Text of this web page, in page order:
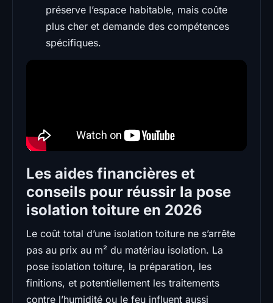
préserve l’espace habitable, mais coûte
plus cher et demande des compétences
spécifiques.
Les aides financières et
conseils pour réussir la pose
isolation toiture en 2026
Le coût total d’une isolation toiture ne s’arrête
pas au prix au m² du matériau isolation. La
pose isolation toiture, la préparation, les
finitions, et potentiellement les traitements
contre l’humidité ou le feu influent aussi